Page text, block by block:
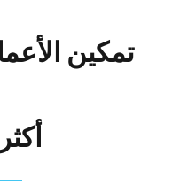
تمكين
أكثر